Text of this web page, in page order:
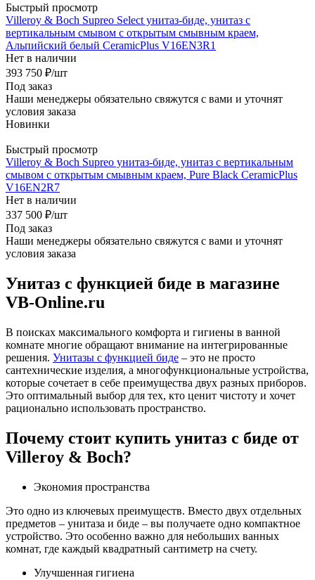
Быстрый просмотр
Villeroy & Boch Supreo Select унитаз-биде, унитаз с
вертикальным смывом с открытым смывным краем,
Альпийский белый CeramicPlus V16EN3R1
Нет в наличии
393 750 ₽/шт
Под заказ
Наши менеджеры обязательно свяжутся с вами и уточнят
условия заказа
Новинки
Быстрый просмотр
Villeroy & Boch Supreo унитаз-биде, унитаз с вертикальным
смывом с открытым смывным краем, Pure Black CeramicPlus
V16EN2R7
Нет в наличии
337 500 ₽/шт
Под заказ
Наши менеджеры обязательно свяжутся с вами и уточнят
условия заказа
Унитаз с функцией биде в магазине
VB-Online.ru
В поисках максимального комфорта и гигиены в ванной
комнате многие обращают внимание на интегрированные
решения. Унитазы с функцией биде – это не просто
сантехнические изделия, а многофункциональные устройства,
которые сочетает в себе преимущества двух разных приборов.
Это оптимальный выбор для тех, кто ценит чистоту и хочет
рационально использовать пространство.
Почему стоит купить унитаз с биде от
Villeroy & Boch?
Экономия пространства
Это одно из ключевых преимуществ. Вместо двух отдельных
предметов – унитаза и биде – вы получаете одно компактное
устройство. Это особенно важно для небольших ванных
комнат, где каждый квадратный сантиметр на счету.
Улучшенная гигиена